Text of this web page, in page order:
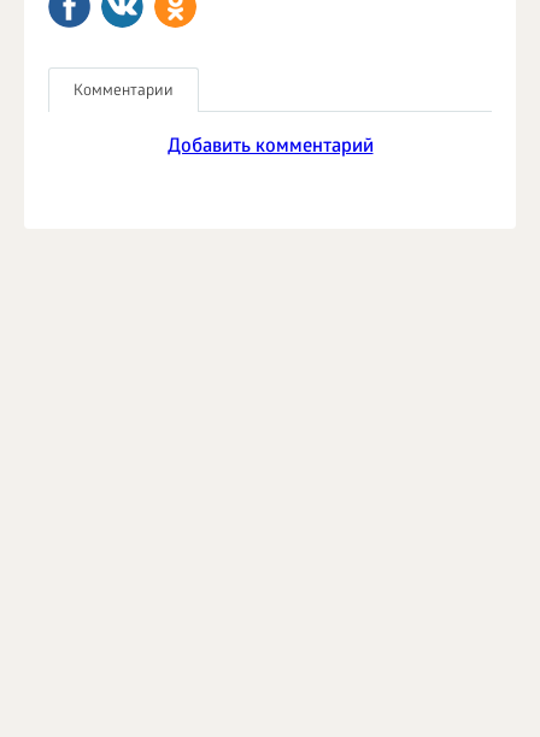
Комментарии
Добавить комментарий